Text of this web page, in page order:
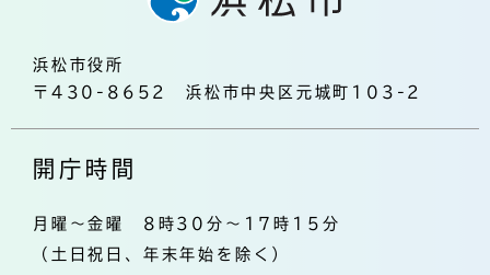
浜松市役所
〒430-8652 浜松市中央区元城町103-2
開庁時間
月曜～金曜 8時30分～17時15分
（土日祝日、年末年始を除く）